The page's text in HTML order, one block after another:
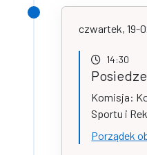
czwartek, 19-
14:30
Komisja:
Sportu i
Porządek